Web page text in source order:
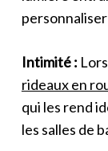
Intimité :
rideaux en
qui les rend
les salles de